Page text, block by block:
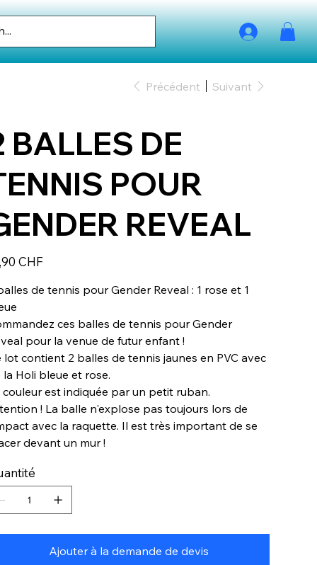
Précédent Suivant
BALLES DE
POUR
REVEAL
CHF
de tennis pour Gender Reveal : 1 rose et 1
ces balles de tennis pour Gender
pour la venue de futur enfant !
lot contient 2 balles de tennis jaunes en PVC avec
la Holi bleue et rose.
couleur est indiquée par un petit ruban.
! La balle n'explose pas toujours lors de
avec la raquette. Il est très important de se
devant un mur !
Ajouter à la demande de devis